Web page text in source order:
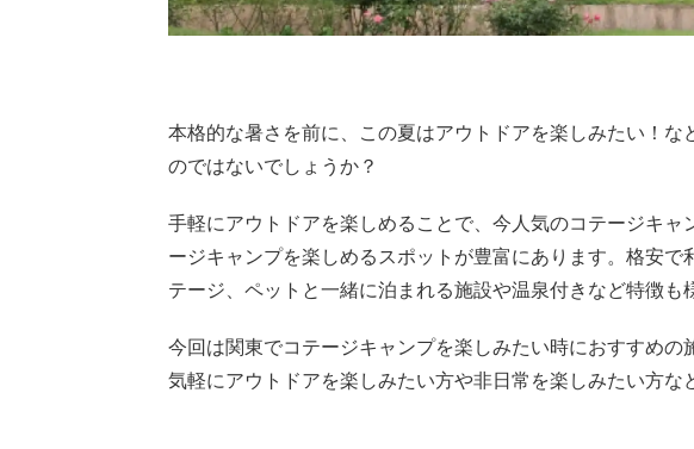
本格的な暑さを前に、この夏はアウトドアを楽しみたい！な
のではないでしょうか？
手軽にアウトドアを楽しめることで、今人気のコテージキャ
ージキャンプを楽しめるスポットが豊富にあります。格安で
テージ、ペットと一緒に泊まれる施設や温泉付きなど特徴も
今回は関東でコテージキャンプを楽しみたい時におすすめの
気軽にアウトドアを楽しみたい方や非日常を楽しみたい方な